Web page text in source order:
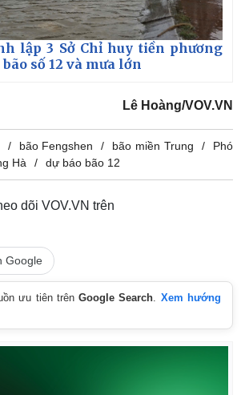
lập 3 Sở Chỉ huy tiền phương
số 12 và mưa lớn
Lê Hoàng/VOV.VN
bão Fengshen bão miền Trung
Phó
Hà
dự báo bão 12
dõi VOV.VN trên
Google
ưu tiên trênGoogle Search. Xem hướng